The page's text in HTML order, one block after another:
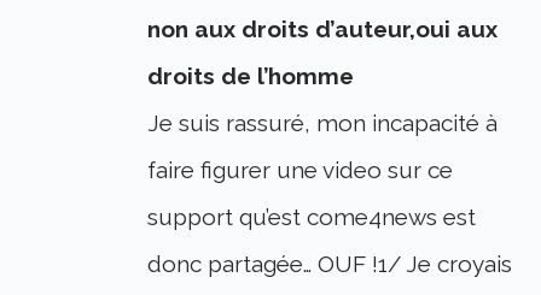
non aux droits d’auteur,oui aux
droits de l’homme
Je suis rassuré, mon incapacité à
faire figurer une video sur ce
support qu’est come4news est
donc partagée… OUF !1/ Je croyais